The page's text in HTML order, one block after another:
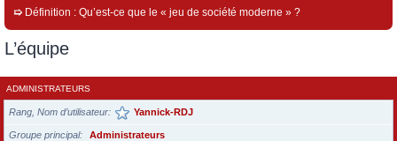
➯ Définition : Qu’est-ce que le « jeu de société moderne » ?
L’équipe
ADMINISTRATEURS
Rang, Nom d’utilisateur Yannick-RDJ
Groupe principal Administrateurs